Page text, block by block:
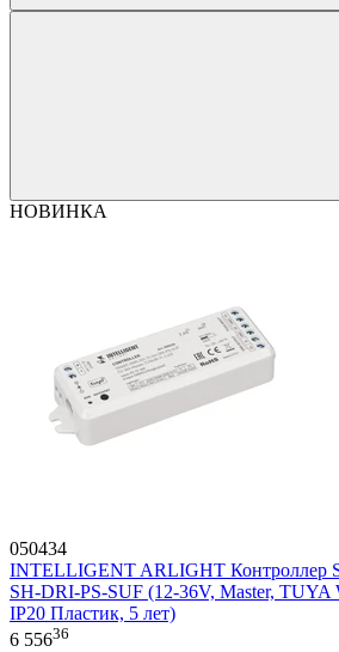
НОВИНКА
050434
INTELLIGENT ARLIGHT Контроллер
SH-DRI-PS-SUF (12-36V, Master,
IP20 Пластик, 5 лет)
6 55636